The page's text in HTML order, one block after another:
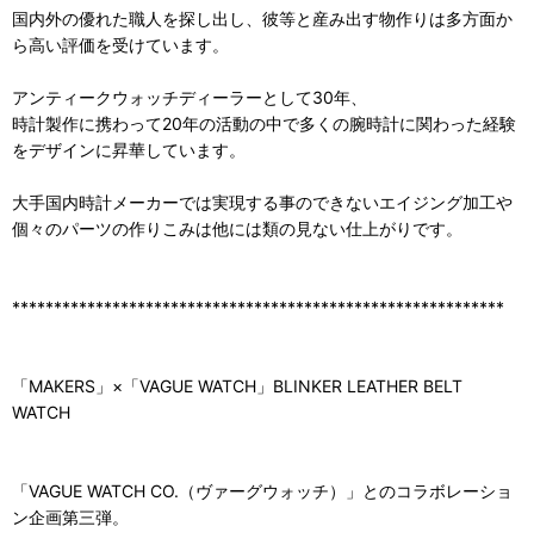
国内外の優れた職人を探し出し、彼等と産み出す物作りは多方面か
ら高い評価を受けています。
アンティークウォッチディーラーとして30年、
時計製作に携わって20年の活動の中で多くの腕時計に関わった経験
をデザインに昇華しています。
大手国内時計メーカーでは実現する事のできないエイジング加工や
個々のパーツの作りこみは他には類の見ない仕上がりです。
***********************************************************
「MAKERS」×「VAGUE WATCH」BLINKER LEATHER BELT
WATCH
「VAGUE WATCH CO.（ヴァーグウォッチ）」とのコラボレーショ
ン企画第三弾。